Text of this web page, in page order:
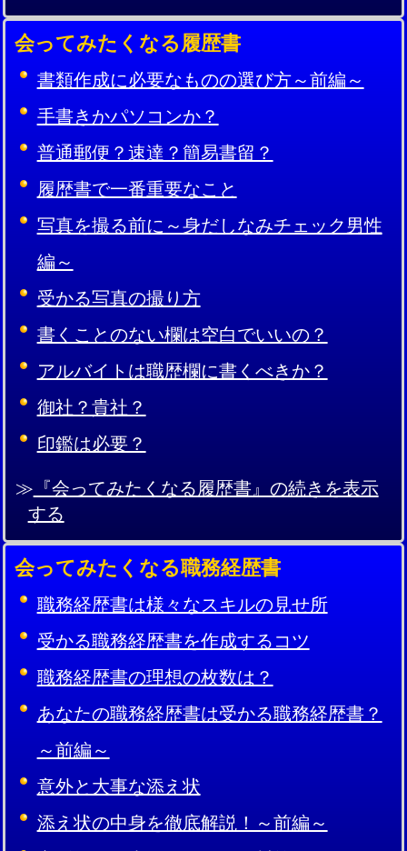
会ってみたくなる履歴書
書類作成に必要なものの選び方～前編～
手書きかパソコンか？
普通郵便？速達？簡易書留？
履歴書で一番重要なこと
写真を撮る前に～身だしなみチェック男性
編～
受かる写真の撮り方
書くことのない欄は空白でいいの？
アルバイトは職歴欄に書くべきか？
御社？貴社？
印鑑は必要？
≫ 『会ってみたくなる履歴書』の続きを表示
する
会ってみたくなる職務経歴書
職務経歴書は様々なスキルの見せ所
受かる職務経歴書を作成するコツ
職務経歴書の理想の枚数は？
あなたの職務経歴書は受かる職務経歴書？
～前編～
意外と大事な添え状
添え状の中身を徹底解説！～前編～